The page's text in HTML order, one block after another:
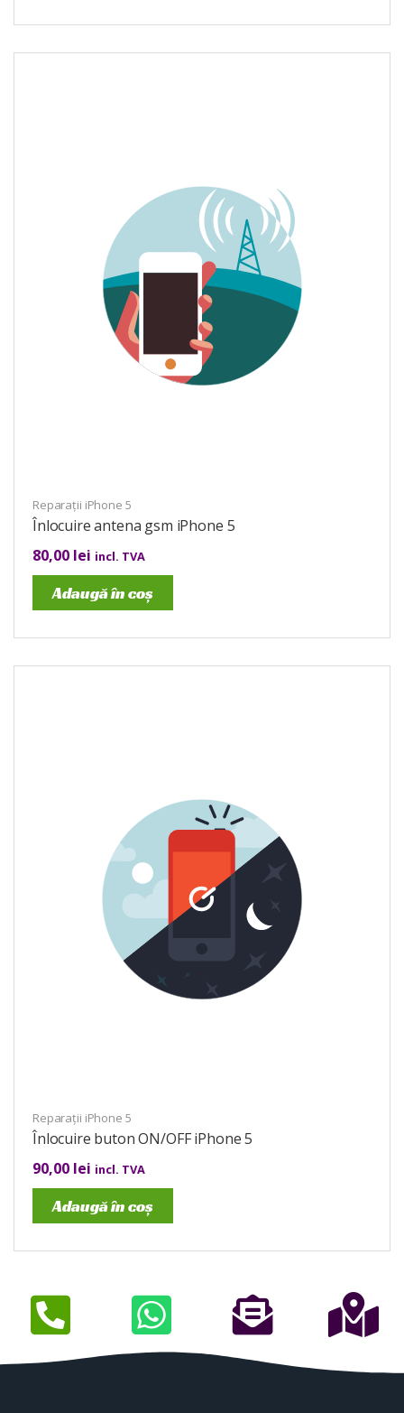
Reparații iPhone 5
Înlocuire antena gsm iPhone 5
80,00 lei incl. TVA
Adaugă în coș
Reparații iPhone 5
Înlocuire buton ON/OFF iPhone 5
90,00 lei incl. TVA
Adaugă în coș